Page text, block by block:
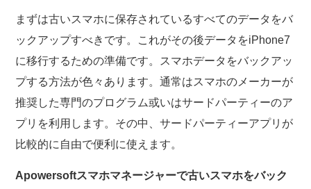
まずは古いスマホに保存されているすべてのデータをバ
ックアップすべきです。これがその後データをiPhone7
に移行するための準備です。スマホデータをバックアッ
プする方法が色々あります。通常はスマホのメーカーが
推奨した専門のプログラム或いはサードパーティーのア
プリを利用します。その中、サードパーティーアプリが
比較的に自由で便利に使えます。
Apowersoftスマホマネージャーで古いスマホをバック